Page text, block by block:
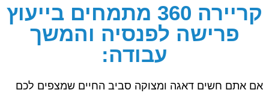
קריירה 360 מתמחים בייעוץ
פרישה לפנסיה והמשך
עבודה:
אם אתם חשים דאגה ומצוקה סביב החיים שמצפים לכם